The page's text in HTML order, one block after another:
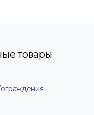
товары